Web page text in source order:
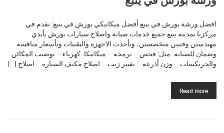
افضل ورشة بورش في ينبع أفضل ميكانيكي بورش في ينبع: نقدم في
مركزنا بمدينة ينبع جميع خدمات صيانة واصلاح سيارات بورش بأيدي
مهندسين وفنيين متخصصين، وبأحدث الاجهزة والتقنيات وبأسعار منافسة
وضمان للصيانة. مثل: فحص – برمجة – ميكانيكا- كهرباء – توضيب المكائن
والجربكسات – وزن أذرعة – تغيير زيت – اصلاح مكيف السيارة – اصلاح […]
Read more